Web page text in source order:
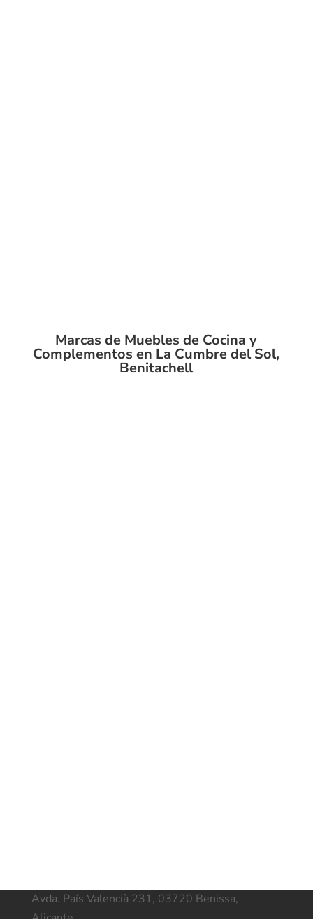
Marcas de Muebles de Cocina y
Complementos en La Cumbre del Sol,
Benitachell
Avda. País Valencià 231, 03720 Benissa,